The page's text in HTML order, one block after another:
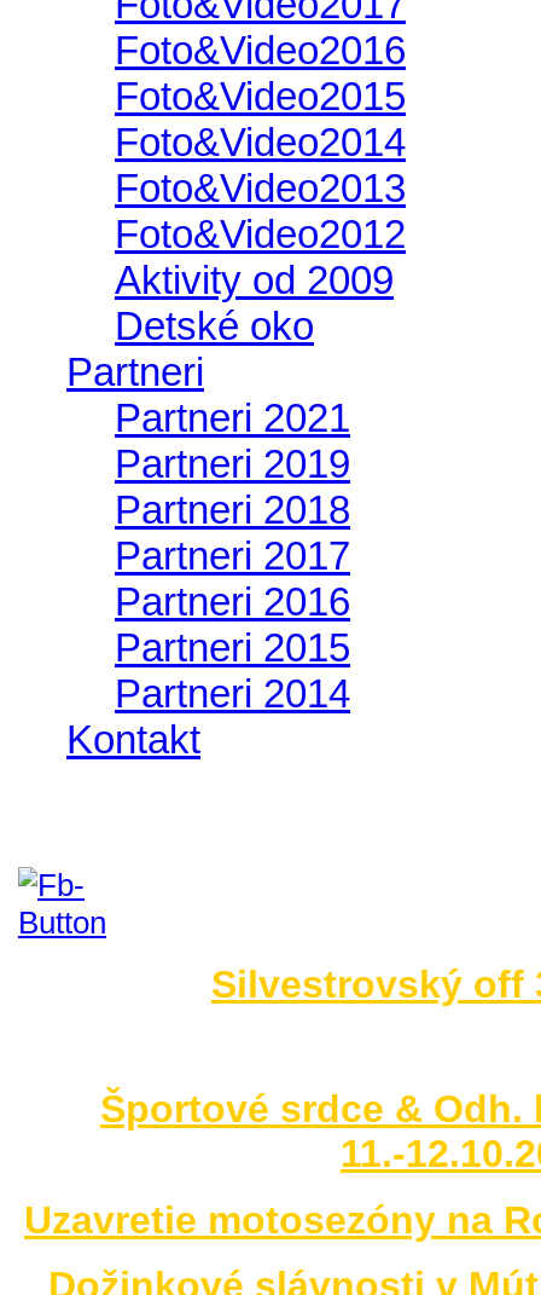
Foto&Video2016
Foto&Video2015
Foto&Video2014
Foto&Video2013
Foto&Video2012
Aktivity od 2009
Detské oko
Partneri
Partneri 2021
Partneri 2019
Partneri 2018
Partneri 2017
Partneri 2016
Partneri 2015
Partneri 2014
Kontakt
Silvestrovský off
Športové srdce &
11.-
Uzavretie motosezóny na
Dožinkové slávnosti v